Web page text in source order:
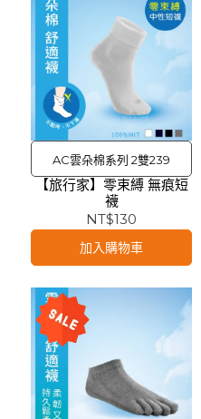
AC雲朵棉系列 2雙239
【旅行家】零束縛 無痕短
襪
NT$130
加入購物車